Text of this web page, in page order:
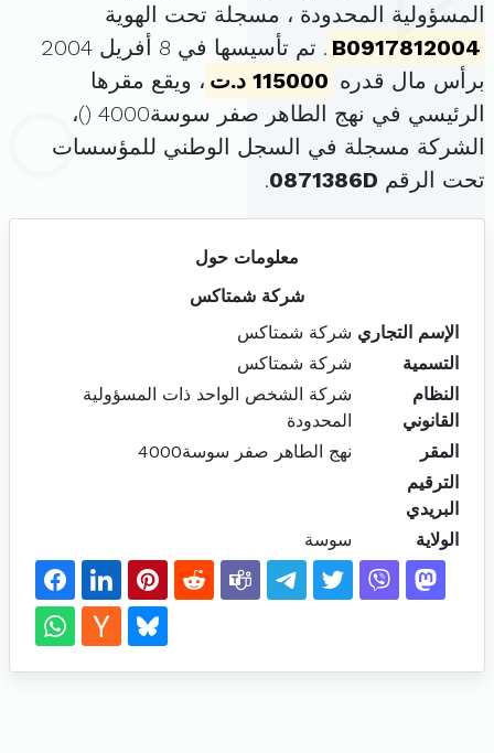
المسؤولية المحدودة ، مسجلة تحت الهوية
B0917812004
. تم تأسيسها في 8 أفريل 2004
برأس مال قدره 115000 د.ت
، ويقع مقرها
الرئيسي في نهج الطاهر صفر سوسة4000 (
)،
الشركة مسجلة في السجل الوطني للمؤسسات
تحت الرقم 0871386D
.
معلومات حول
شركة شمتاكس
الإسم التجاري شركة شمتاكس
التسمية
شركة شمتاكس
النظام
القانوني
شركة الشخص الواحد ذات المسؤولية
المحدودة
المقر
نهج الطاهر صفر سوسة4000
الترقيم
البريدي
الولاية
سوسة